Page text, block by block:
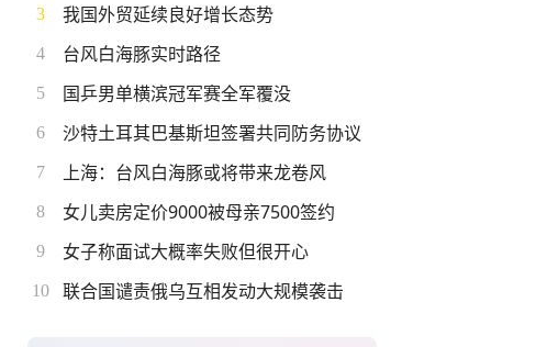
3 我国外贸延续良好增长态势
4 台风白海豚实时路径
5 国乒男单横滨冠军赛全军覆没
6 沙特土耳其巴基斯坦签署共同防务协议
7 上海：台风白海豚或将带来龙卷风
8 女儿卖房定价9000被母亲7500签约
9 女子称面试大概率失败但很开心
10 联合国谴责俄乌互相发动大规模袭击